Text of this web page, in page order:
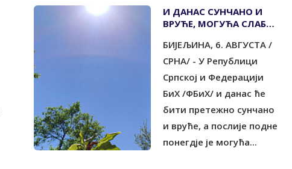
И ДАНАС СУНЧАНО И
ВРУЋЕ, МОГУЋА СЛАБА
БИЈЕЉИНА, 6. АВГУСТА /
СРНА/ - У Републици
Српској и Федерацији
БиХ /ФБиХ/ и данас ће
бити претежно сунчано
и вруће, а послије подне
понегдје је могућа...